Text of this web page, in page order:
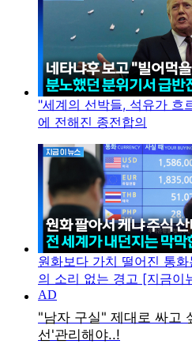
"세계의 선박들, 석유가 흐
에 전해진 종전합의
원화보다 가치 떨어진 통
의 소리 없는 경고 [지금이